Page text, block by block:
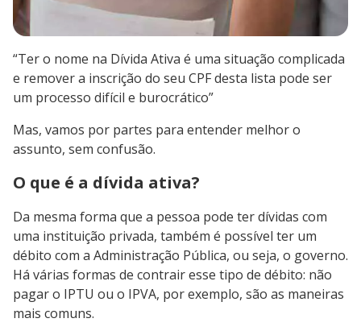
“Ter o nome na Dívida Ativa é uma situação complicada
e remover a inscrição do seu CPF desta lista pode ser
um processo difícil e burocrático”
Mas, vamos por partes para entender melhor o
assunto, sem confusão.
O que é a dívida ativa?
Da mesma forma que a pessoa pode ter dívidas com
uma instituição privada, também é possível ter um
débito com a Administração Pública, ou seja, o governo.
Há várias formas de contrair esse tipo de débito: não
pagar o IPTU ou o IPVA, por exemplo, são as maneiras
mais comuns.